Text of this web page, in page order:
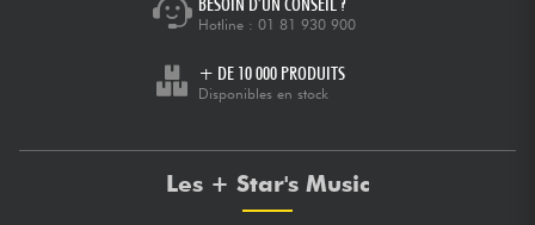
Hotline : 01 81 930 900
+ DE 10 000 PRODUITS
Disponibles en stock
Les + Star's Music